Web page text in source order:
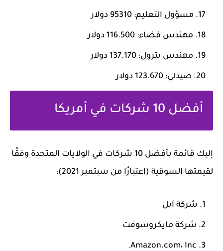
مسؤول التعليم: 95310 دولار
مهندس فضاء: 116.500 دولار
مهندس بترول: 137.170 دولار
صيدلي: 123.670 دولار
أفضل 10 شركات في أمريكا
إليك قائمة بأفضل 10 شركات في الولايات المتحدة وفقًا
لقيمتها السوقية (اعتبارًا من سبتمبر 2021):
شركة آبل
شركة مايكروسوفت
Amazon.com، Inc.